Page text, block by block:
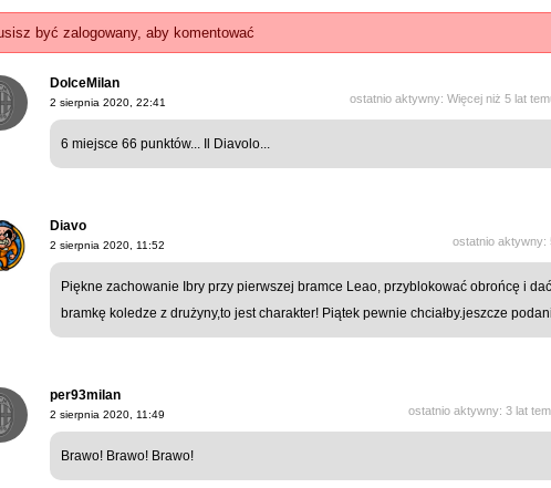
być zalogowany, aby komentować
DolceMilan
ostatnio aktywny: Więcej niż 5 lat
2 sierpnia 2020, 22:41
6 miejsce 66 punktów... Il Diavolo...
Diavo
ostatnio aktywny:
2 sierpnia 2020, 11:52
Piękne zachowanie Ibry przy pierwszej bramce Leao, przyblokować obrońcę i
bramkę koledze z drużyny,to jest charakter! Piątek pewnie chciałby.jeszcze
per93milan
ostatnio aktywny: 3 lat
2 sierpnia 2020, 11:49
Brawo! Brawo! Brawo!